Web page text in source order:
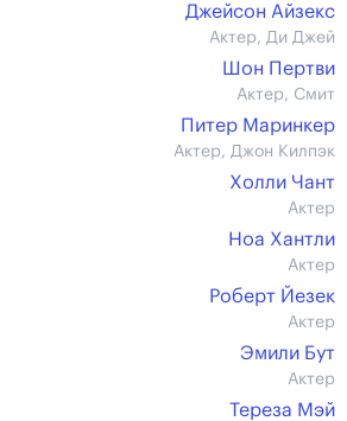
Джейсон Айзекс
Актер, Ди Джей
Шон Пертви
Актер, Смит
Питер Маринкер
Актер, Джон Килпэк
Холли Чант
Актер
Ноа Хантли
Актер
Роберт Йезек
Актер
Эмили Бут
Актер
Тереза Мэй